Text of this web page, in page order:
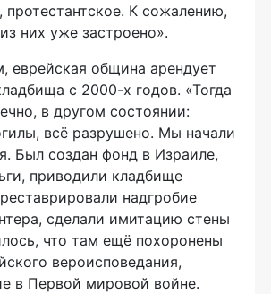
протестантское. К сожалению,
них уже застроено».
еврейская община арендует
с 2000-х годов. «Тогда
в другом состоянии:
всё разрушено. Мы начали
Был создан фонд в Израиле,
приводили кладбище
надгробие
сделали имитацию стены
что там ещё похоронены
вероисповедания,
в Первой мировой войне.